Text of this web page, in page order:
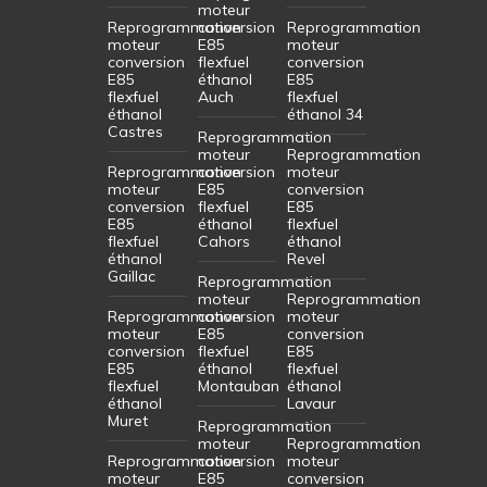
Reprogrammation
moteur
conversion
E85
flexfuel
éthanol
Castres
Reprogrammation
moteur
conversion
E85
flexfuel
éthanol
Gaillac
Reprogrammation
moteur
conversion
E85
flexfuel
éthanol
Muret
Reprogrammation
moteur
moteur
conversion
E85
flexfuel
éthanol
Auch
Reprogrammation
moteur
conversion
E85
flexfuel
éthanol
Cahors
Reprogrammation
moteur
conversion
E85
flexfuel
éthanol
Montauban
Reprogrammation
moteur
conversion
E85
Reprogrammation
moteur
conversion
E85
flexfuel
éthanol 34
Reprogrammation
moteur
conversion
E85
flexfuel
éthanol
Revel
Reprogrammation
moteur
conversion
E85
flexfuel
éthanol
Lavaur
Reprogrammation
moteur
conversion